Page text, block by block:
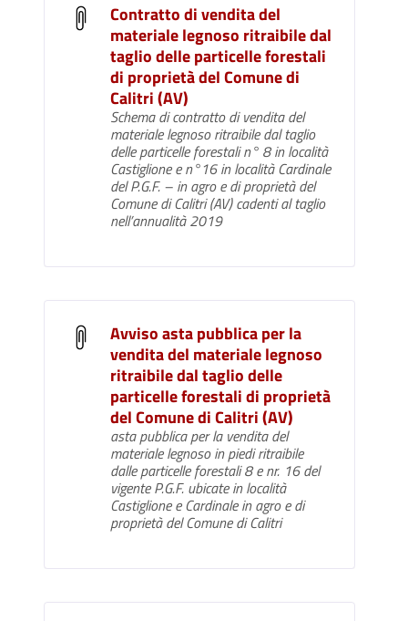
Contratto di vendita del
materiale legnoso ritraibile dal
taglio delle particelle forestali
di proprietà del Comune di
Calitri (AV)
Schema di contratto di vendita del
materiale legnoso ritraibile dal taglio
delle particelle forestali n° 8 in località
Castiglione e n°16 in località Cardinale
del P.G.F. – in agro e di proprietà del
Comune di Calitri (AV) cadenti al taglio
nell’annualità 2019
Avviso asta pubblica per la
vendita del materiale legnoso
ritraibile dal taglio delle
particelle forestali di proprietà
del Comune di Calitri (AV)
asta pubblica per la vendita del
materiale legnoso in piedi ritraibile
dalle particelle forestali 8 e nr. 16 del
vigente P.G.F. ubicate in località
Castiglione e Cardinale in agro e di
proprietà del Comune di Calitri